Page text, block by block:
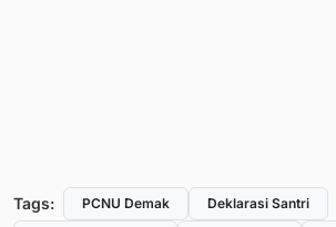
Tags: PCNU Demak
Deklarasi Santri